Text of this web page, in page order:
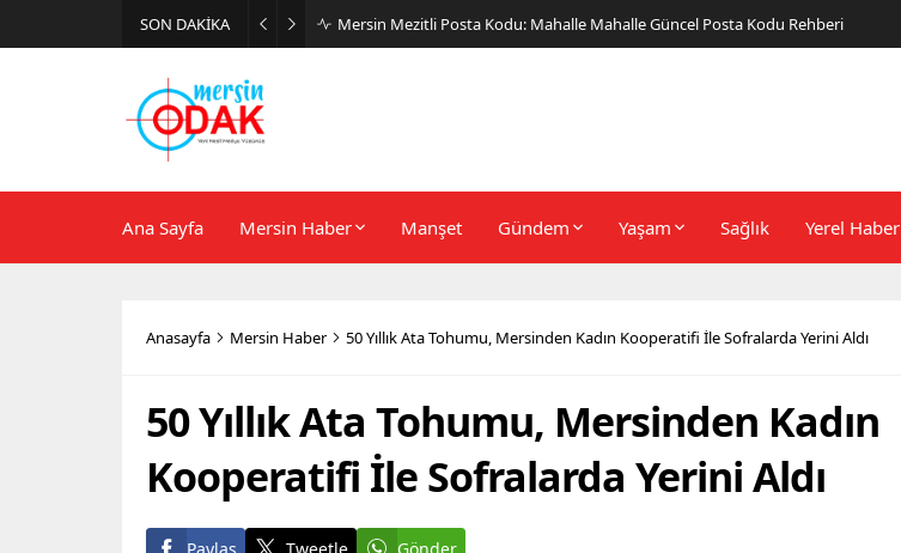
SON DAKİKA Günlük Stil İçin Erkek Sneaker Önerileri
Ana Sayfa Mersin Haber Manşet Gündem Yaşam Sağlık Yerel Haber
Anasayfa Mersin Haber 50 Yıllık Ata Tohumu, Mersinden Kadın Kooperatifi İle Sofralarda Yerini Aldı
50 Yıllık Ata Tohumu, Mersinden Kadın
Kooperatifi İle Sofralarda Yerini Aldı
Paylaş Tweetle Gönder